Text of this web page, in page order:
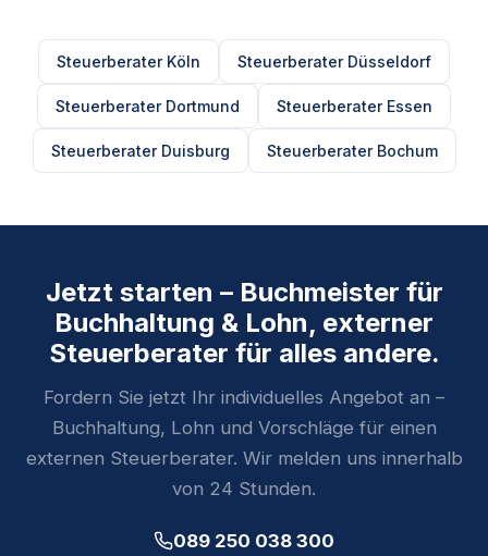
Steuerberater Köln Steuerberater Düsseldorf
Steuerberater Dortmund Steuerberater Essen
Steuerberater Duisburg Steuerberater Bochum
Jetzt starten – Buchmeister für
Buchhaltung & Lohn, externer
Steuerberater für alles andere.
Fordern Sie jetzt Ihr individuelles Angebot an –
Buchhaltung, Lohn und Vorschläge für einen
externen Steuerberater. Wir melden uns innerhalb
von 24 Stunden.
089 250 038 300